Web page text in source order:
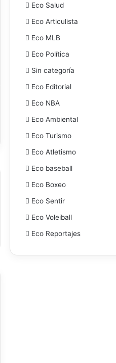
Eco Salud
Eco Articulista
Eco MLB
Eco Política
Sin categoría
Eco Editorial
Eco NBA
Eco Ambiental
Eco Turismo
Eco Atletismo
Eco baseball
Eco Boxeo
Eco Sentir
Eco Voleiball
Eco Reportajes